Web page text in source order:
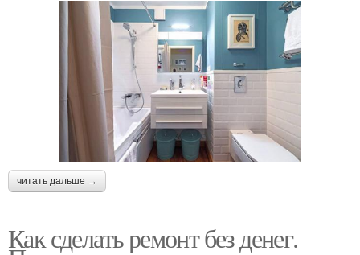
читать дальше →
Как сделать ремонт без денег.